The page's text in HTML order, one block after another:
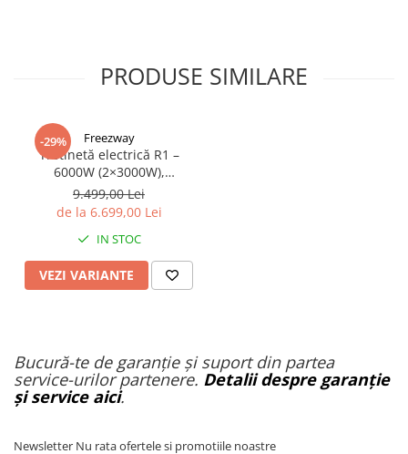
PRODUSE SIMILARE
-29% Freezway
Trotinetă electrică R1 –
6000W (2×3000W),
autonomie 100 km, viteză
90 km/h, suspensie dublă,
frâne hidraulice
9.499,00 Lei
de la 6.699,00 Lei
IN STOC
VEZI VARIANTE
Bucură-te de garanție și suport din partea
service-urilor partenere. Detalii despre garanție
și service aici.
Newsletter Nu rata ofertele si promotiile noastre